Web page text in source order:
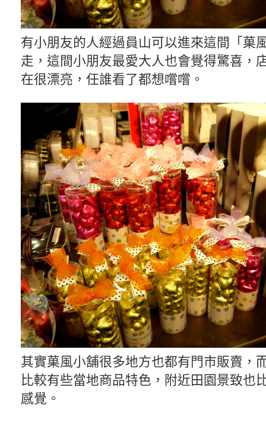
有小朋友的人經過員山可以進來這間「菓
走，這間小朋友最愛大人也會覺得驚喜，
在很漂亮，任誰看了都想嚐嚐。
其實菓風小舖很多地方也都有門市販賣，
比較有些當地商品特色，附近田園景致也
感覺。